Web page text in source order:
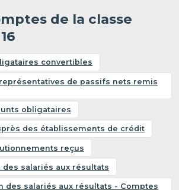
de la classe
convertibles
de passifs nets remis
obligataires
des établissements de crédit
reçus
des salariés aux résultats
des salariés aux résultats - Comptes